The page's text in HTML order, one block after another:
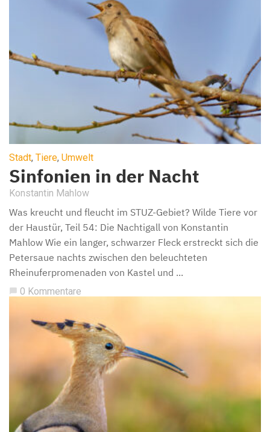
Stadt, Tiere, Umwelt
Sinfonien in der Nacht
Konstantin Mahlow
Was kreucht und fleucht im STUZ-Gebiet? Wilde Tiere vor
der Haustür, Teil 54: Die Nachtigall von Konstantin
Mahlow Wie ein langer, schwarzer Fleck erstreckt sich die
Petersaue nachts zwischen den beleuchteten
Rheinuferpromenaden von Kastel und ...
chat_bubble 0 Kommentare